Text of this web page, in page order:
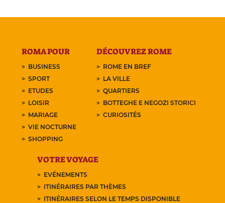
ROMA POUR
BUSINESS
SPORT
ETUDES
LOISIR
MARIAGE
VIE NOCTURNE
SHOPPING
DÉCOUVREZ ROME
ROME EN BREF
LA VILLE
QUARTIERS
BOTTEGHE E NEGOZI STORICI
CURIOSITÉS
VOTRE VOYAGE
EVÉNEMENTS
ITINÉRAIRES PAR THÈMES
ITINÉRAIRES SELON LE TEMPS DISPONIBLE